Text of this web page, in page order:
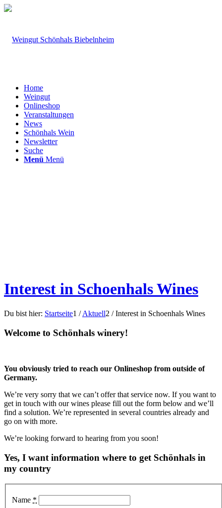
Home
Weingut
Onlineshop
Veranstaltungen
News
Schönhals Wein
Newsletter
Suche
Menü Menü
Interest in Schoenhals Wines
Du bist hier: Startseite1 / Aktuell2 / Interest in Schoenhals Wines
Welcome to Schönhals winery!
You obviously tried to reach our Onlineshop from outside of
Germany.
We’re very sorry that we can’t offer that service now. If you want to
get in touch with our wines please fill out the form below and we’ll
find a solution. We’re represented in several countries already and
go on with more.
We’re looking forward to hearing from you soon!
Yes, I want information where to get Schönhals in
my country
Name *